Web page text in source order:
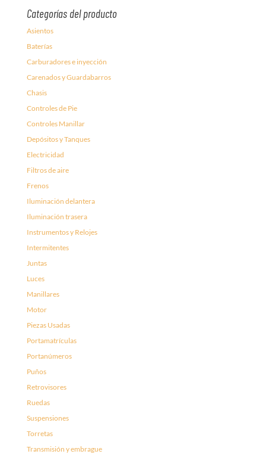
Categorías del producto
Asientos
Baterías
Carburadores e inyección
Carenados y Guardabarros
Chasis
Controles de Pie
Controles Manillar
Depósitos y Tanques
Electricidad
Filtros de aire
Frenos
Iluminación delantera
Iluminación trasera
Instrumentos y Relojes
Intermitentes
Juntas
Luces
Manillares
Motor
Piezas Usadas
Portamatrículas
Portanúmeros
Puños
Retrovisores
Ruedas
Suspensiones
Torretas
Transmisión y embrague